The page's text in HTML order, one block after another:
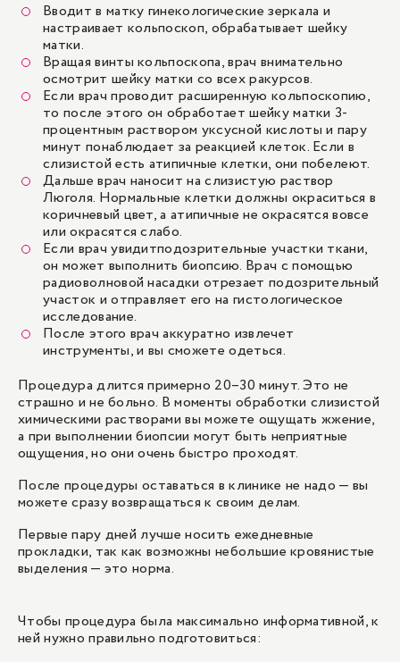
Вводит в матку гинекологические зеркала и
настраивает кольпоскоп, обрабатывает шейку
матки.
Вращая винты кольпоскопа, врач внимательно
осмотрит шейку матки со всех ракурсов.
Если врач проводит расширенную кольпоскопию,
то после этого он обработает шейку матки 3-
процентным раствором уксусной кислоты и пару
минут понаблюдает за реакцией клеток. Если в
слизистой есть атипичные клетки, они побелеют.
Дальше врач наносит на слизистую раствор
Люголя. Нормальные клетки должны окраситься в
коричневый цвет, а атипичные не окрасятся вовсе
или окрасятся слабо.
Если врач увидитподозрительные участки ткани,
он может выполнить биопсию. Врач с помощью
радиоволновой насадки отрезает подозрительный
участок и отправляет его на гистологическое
исследование.
После этого врач аккуратно извлечет
инструменты, и вы сможете одеться.
Процедура длится примерно 20–30 минут. Это не
страшно и не больно. В моменты обработки слизистой
химическими растворами вы можете ощущать жжение,
а при выполнении биопсии могут быть неприятные
ощущения, но они очень быстро проходят.
После процедуры оставаться в клинике не надо — вы
можете сразу возвращаться к своим делам.
Первые пару дней лучше носить ежедневные
прокладки, так как возможны небольшие кровянистые
выделения — это норма.
Чтобы процедура была максимально информативной, к
ней нужно правильно подготовиться: